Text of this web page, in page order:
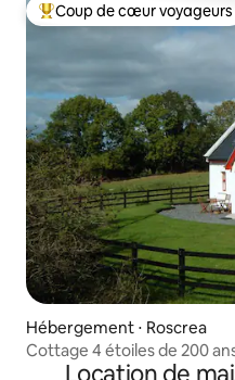
Coups de cœur voyageurs
Coup de cœur voyageurs
Hébergement ⋅ Roscrea
Cottage 4 étoiles de 200